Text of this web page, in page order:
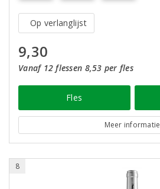
Op verlanglijst
9,30
Vanaf 12 flessen 8,53 per fles
Fles
Meer informatie
8